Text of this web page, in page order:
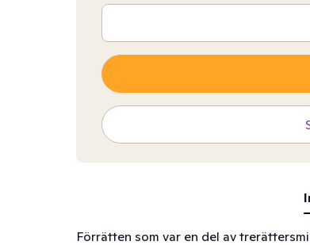
Förrätten som var en del av